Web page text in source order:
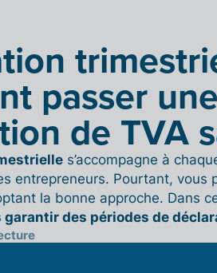
passer
de TVA
s’accompagne à
entrepreneurs. Pourtant, vous
la bonne approche. Dans
des périodes de